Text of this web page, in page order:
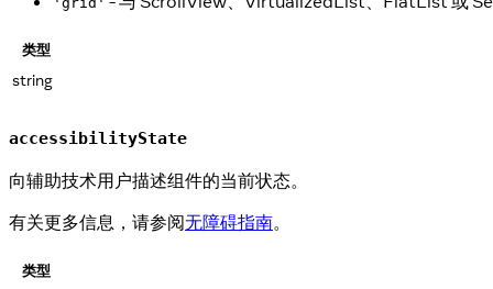
类型
string
accessibilityState
向辅助技术用户描述组件的当前状态。
有关更多信息，请参阅无障碍指南。
类型